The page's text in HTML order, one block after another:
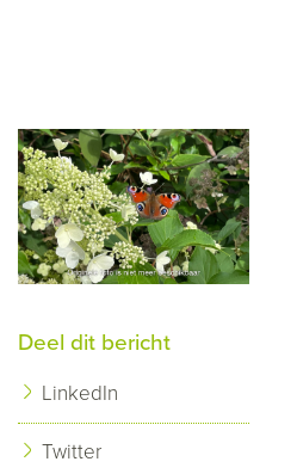
Deel dit bericht
LinkedIn
Twitter